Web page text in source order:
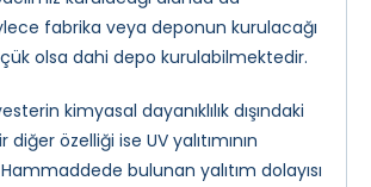
fabrika veya deponun kurulacağı
olsa dahi depo kurulabilmektedir.
kimyasal dayanıklılık dışındaki
özelliği ise UV yalıtımının
bulunan yalıtım dolayısı